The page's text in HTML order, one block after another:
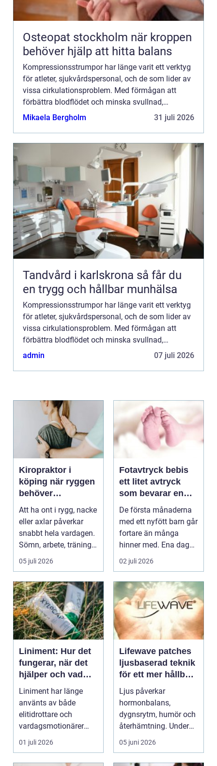
Osteopat stockholm när kroppen
behöver hjälp att hitta balans
Kompressionsstrumpor har länge varit ett verktyg
för atleter, sjukvårdspersonal, och de som lider av
vissa cirkulationsproblem. Med förmågan att
förbättra blodflödet och minska svullnad,
representerar denna t...
Mikaela Bergholm 31 juli 2026
Tandvård i karlskrona så får du
en trygg och hållbar munhälsa
Kompressionsstrumpor har länge varit ett verktyg
för atleter, sjukvårdspersonal, och de som lider av
vissa cirkulationsproblem. Med förmågan att
förbättra blodflödet och minska svullnad,
representerar denna t...
admin 07 juli 2026
Kiropraktor i
köping när ryggen
behöver
professionell hjälp
Att ha ont i rygg, nacke
eller axlar påverkar
snabbt hela vardagen.
Sömn, arbete, träning
och humör ...
05 juli 2026
Fotavtryck bebis
ett litet avtryck
som bevarar en
stor stund
De första månaderna
med ett nyfött barn går
fortare än många
hinner med. Ena dagen
ryms hela foten i...
02 juli 2026
Liniment: Hur det
fungerar, när det
hjälper och vad
man bör tänka på
Liniment har länge
använts av både
elitidrottare och
vardagsmotionärer
för...
01 juli 2026
Lifewave patches
ljusbaserad teknik
för ett mer hållbart
välbefinnande
Ljus påverkar
hormonbalans,
dygnsrytm, humör och
återhämtning. Under
senare år har en ny typ
av prod...
05 juni 2026